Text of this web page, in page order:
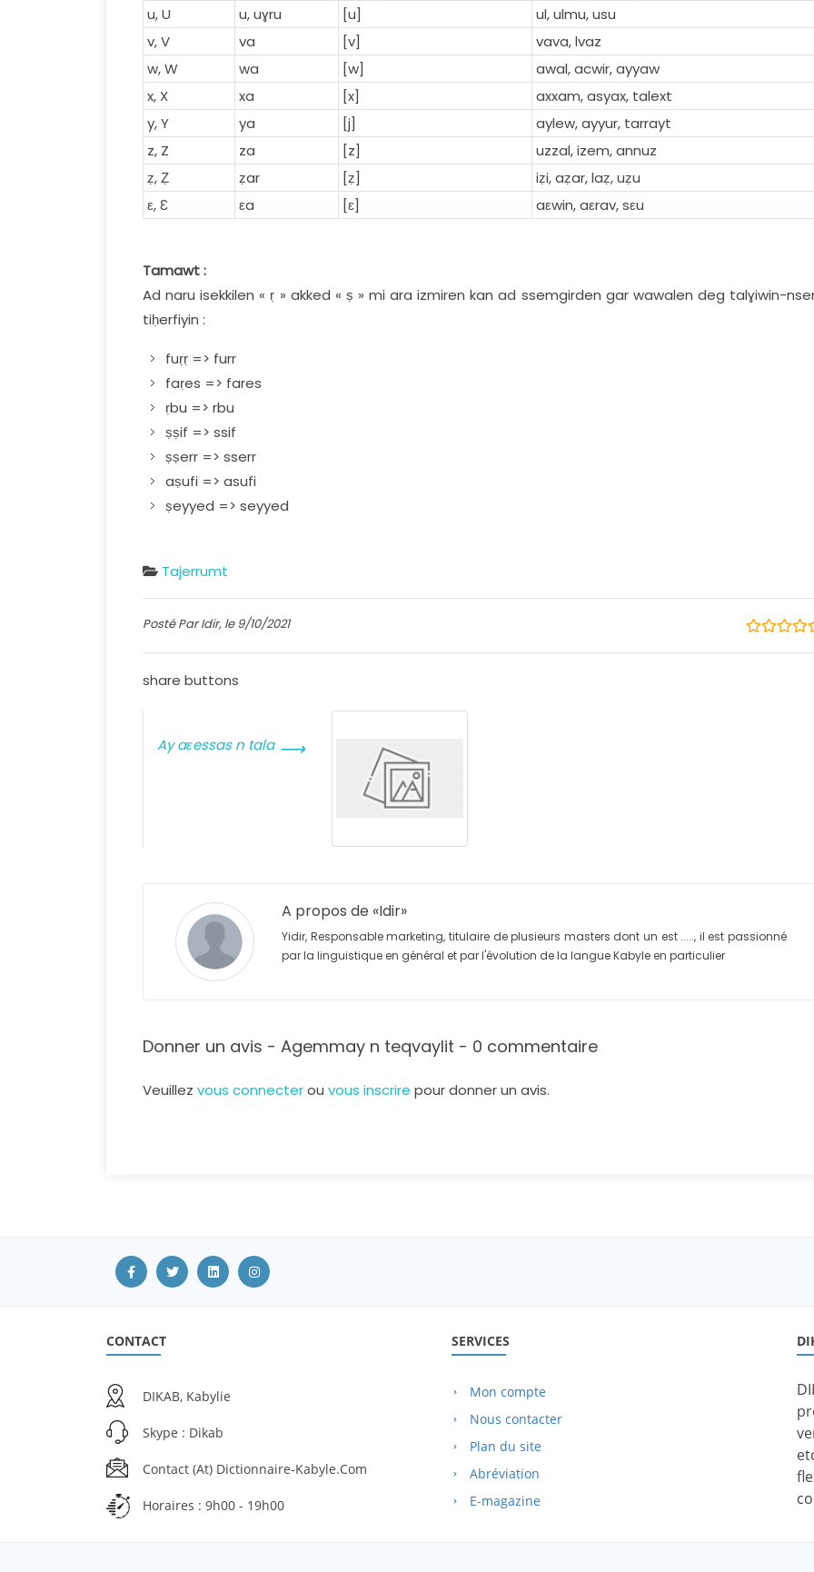
u, U
u, uɣru [u]
ul, ulmu, usu
v, V
va [v]
vava, lvaz
w, W
wa [w]
awal, acwir, ayyaw
x, X
xa [x]
axxam, asyax, talext
y, Y
ya [j]
aylew, ayyur, tarrayt
z, Z
za [z]
uzzal, izem, annuz
ẓ, Ẓ
ẓar [ẓ]
iẓi, aẓar, laẓ, uẓu
ε, Ɛ
εa [ɛ] aεwin, aεrav, sεu
Tamawt :
Ad naru isekkilen « ṛ » akked « ṣ » mi ara izmiren kan ad ssemgirden gar wawalen deg talɣiwin-
tiḥerfiyin :
fuṛṛ => furr
faṛes => fares
ṛbu => rbu
ṣṣif => ssif
ṣṣerr => sserr
aṣufi => asufi
ṣeyyed => seyyed
Tajerrumt
Posté Par Idir, le 9/10/2021
share buttons
Ay aɛessas n tala ⟶
A propos de Idir
Yidir, Responsable marketing, titulaire de plusieurs masters dont un est ....., il est passionné
par la linguistique en général et par l'évolution de la langue Kabyle en particulier
Donner un avis - Agemmay n teqvaylit - 0 commentaire
Veuillez vous connecterou vous inscrire pour donner un avis.
CONTACT
DIKAB, Kabylie
Skype : Dikab
Contact (at) Dictionnaire-Kabyle.com
Horaires : 9h00 - 19h00
SERVICES
Mon compte
Nous contacter
Plan du site
Abréviation
E-magazine